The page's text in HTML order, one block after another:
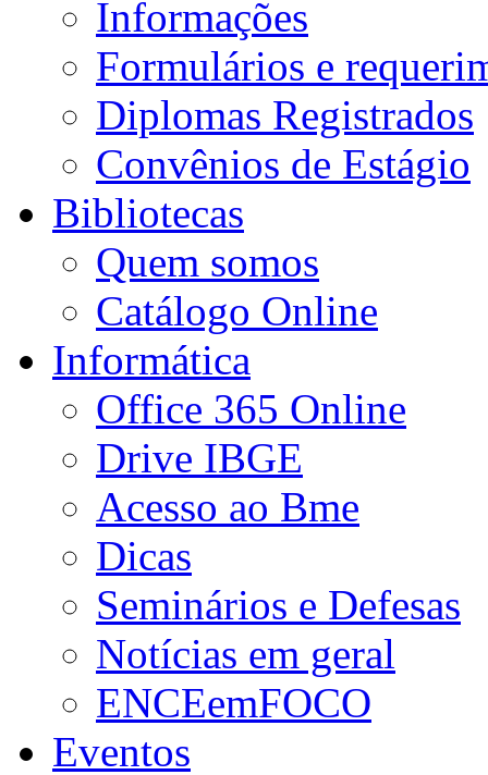
Informações
Formulários e
Diplomas Registrados
Convênios de Estágio
Bibliotecas
Quem somos
Catálogo Online
Informática
Office 365 Online
Drive IBGE
Acesso ao Bme
Dicas
Seminários e Defesas
Notícias em geral
ENCEemFOCO
Eventos